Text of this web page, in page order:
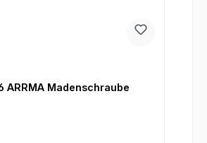
ARRMA Madenschraube